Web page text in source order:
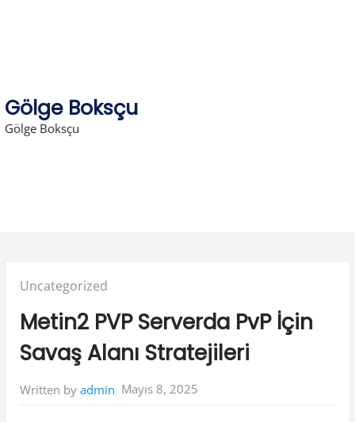
Gölge Boksçu
Gölge Boksçu
Posted
Uncategorized
Metin2 PVP Serverda PvP İçin
Savaş Alanı Stratejileri
Written by admin Mayıs 8, 2025